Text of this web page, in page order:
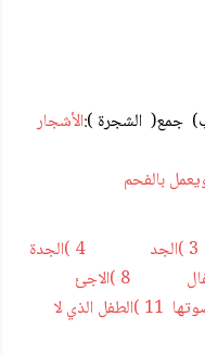
الشجرة ):الأشجار
بالفحم
1 )ألاب 2 )ألام 3 )الجد 4 )الجدة
5 )الراوي 6 )نورا 7 )ألاطفال 8 )الاجئ
9 )اليتيم 10 )الطفلة التي فقدت صوتها 11 )الطفل الذي لا